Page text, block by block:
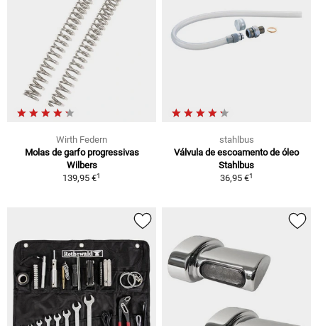
Wirth Federn
Molas de garfo progressivas
Wilbers
139,95 €1
stahlbus
Válvula de escoamento de óleo
Stahlbus
36,95 €1